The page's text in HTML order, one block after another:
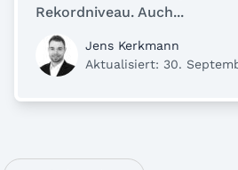
Rekordniveau. Auch...
Jens Kerkmann
Aktualisiert: 30.